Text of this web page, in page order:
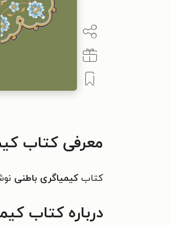
معرفی کتاب
کتاب کیمیاگری باطنی
درباره کتاب